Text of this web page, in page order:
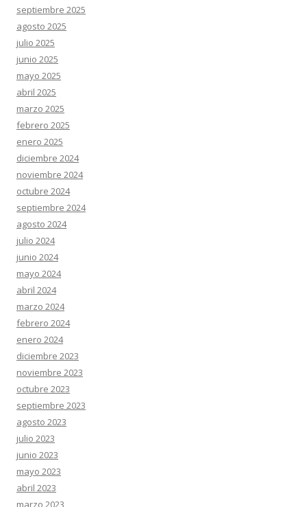
septiembre 2025
agosto 2025
julio 2025
junio 2025
mayo 2025
abril 2025
marzo 2025
febrero 2025
enero 2025
diciembre 2024
noviembre 2024
octubre 2024
septiembre 2024
agosto 2024
julio 2024
junio 2024
mayo 2024
abril 2024
marzo 2024
febrero 2024
enero 2024
diciembre 2023
noviembre 2023
octubre 2023
septiembre 2023
agosto 2023
julio 2023
junio 2023
mayo 2023
abril 2023
marzo 2023